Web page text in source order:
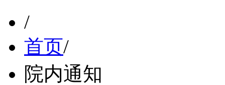
/
首页/
院内通知